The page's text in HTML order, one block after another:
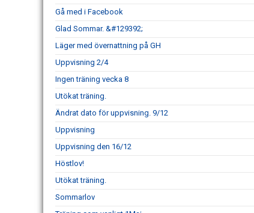
Gå med i Facebook
Glad Sommar. &#129392;
Läger med övernattning på GH
Uppvisning 2/4
Ingen träning vecka 8
Utökat träning.
Ändrat dato för uppvisning. 9/12
Uppvisning
Uppvisning den 16/12
Höstlov!
Utökat träning.
Sommarlov